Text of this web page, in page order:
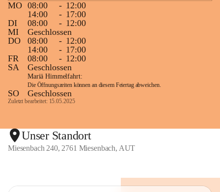
MO 08:00 - 12:00
14:00
- 17:00
DI
08:00 - 12:00
MI
Geschlossen
DO
08:00 - 12:00
14:00
- 17:00
FR
08:00 - 12:00
SA
Geschlossen
Mariä Himmelfahrt:
Die Öffnungszeiten können an diesem Feiertag abweichen.
SO Geschlossen
Zuletzt bearbeitet: 15.05.2025
Unser Standort
Miesenbach 240, 2761 Miesenbach, AUT